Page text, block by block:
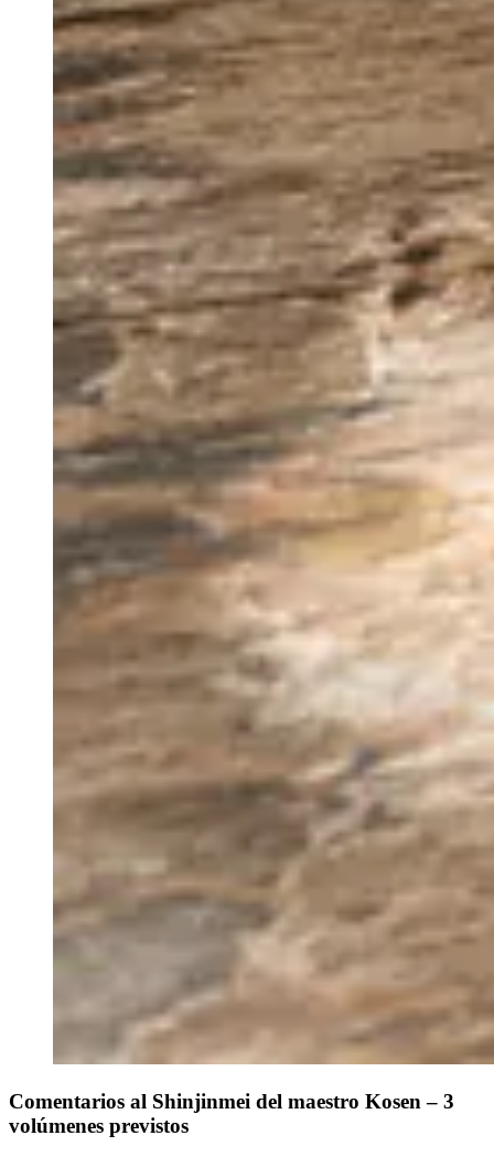
Comentarios al Shinjinmei del maestro Kosen – 3
volúmenes previstos